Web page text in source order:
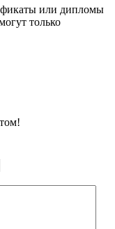
или дипломы
только